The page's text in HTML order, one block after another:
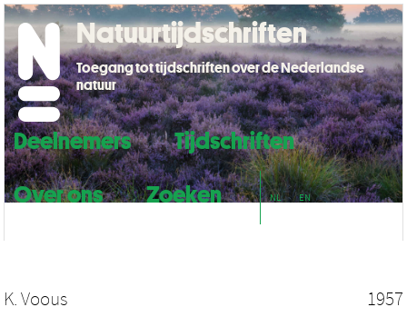
Deelnemers
Tijdschriften
Over ons
Zoeken NL EN
Natuurtijdschriften
Toegang tot tijdschriften over de Nederlandse
natuur
K. Voous 1957